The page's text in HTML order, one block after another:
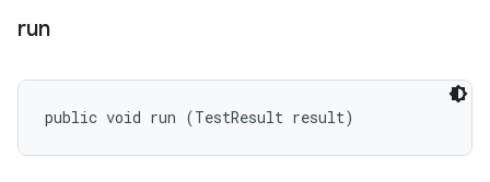
run
public void run (TestResult result)